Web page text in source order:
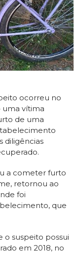
ocorreu no
uma vítima
de uma
diligências
a cometer furto
retornou ao
foi
que
o suspeito possui
em 2018, no